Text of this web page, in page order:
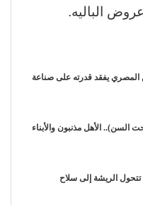
الباليه.
المصري يفقد قدرته على صناعة
الأهل مذنبون والأبناء
الريشة إلى سلاح